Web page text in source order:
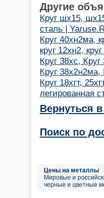
Другие
Круг шх15,
сталь |
Круг 40хн2ма,
круг 12хн2,
Круг 38хс,
Круг
Круг 18хгт,
легированная
Вернуться
Поиск по
Цены на металлы
Мировые и
черные и цветные